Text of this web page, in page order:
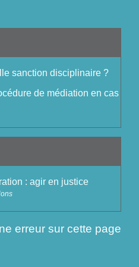
sanction disciplinaire ?
de médiation en cas
: agir en justice
erreur sur cette page